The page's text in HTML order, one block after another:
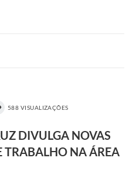
588 VISUALIZAÇÕES
DIVULGA NOVAS
TRABALHO NA ÁREA